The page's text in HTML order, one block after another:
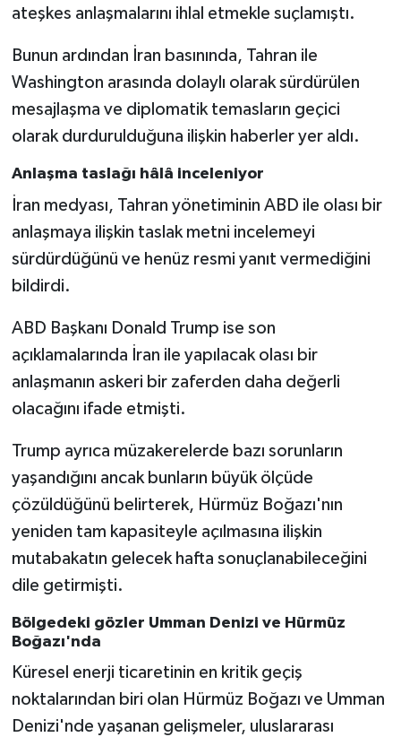
ateşkes anlaşmalarını ihlal etmekle suçlamıştı.
Bunun ardından İran basınında, Tahran ile
Washington arasında dolaylı olarak sürdürülen
mesajlaşma ve diplomatik temasların geçici
olarak durdurulduğuna ilişkin haberler yer aldı.
Anlaşma taslağı hâlâ inceleniyor
İran medyası, Tahran yönetiminin ABD ile olası bir
anlaşmaya ilişkin taslak metni incelemeyi
sürdürdüğünü ve henüz resmi yanıt vermediğini
bildirdi.
ABD Başkanı Donald Trump ise son
açıklamalarında İran ile yapılacak olası bir
anlaşmanın askeri bir zaferden daha değerli
olacağını ifade etmişti.
Trump ayrıca müzakerelerde bazı sorunların
yaşandığını ancak bunların büyük ölçüde
çözüldüğünü belirterek, Hürmüz Boğazı'nın
yeniden tam kapasiteyle açılmasına ilişkin
mutabakatın gelecek hafta sonuçlanabileceğini
dile getirmişti.
Bölgedeki gözler Umman Denizi ve Hürmüz
Boğazı'nda
Küresel enerji ticaretinin en kritik geçiş
noktalarından biri olan Hürmüz Boğazı ve Umman
Denizi'nde yaşanan gelişmeler, uluslararası